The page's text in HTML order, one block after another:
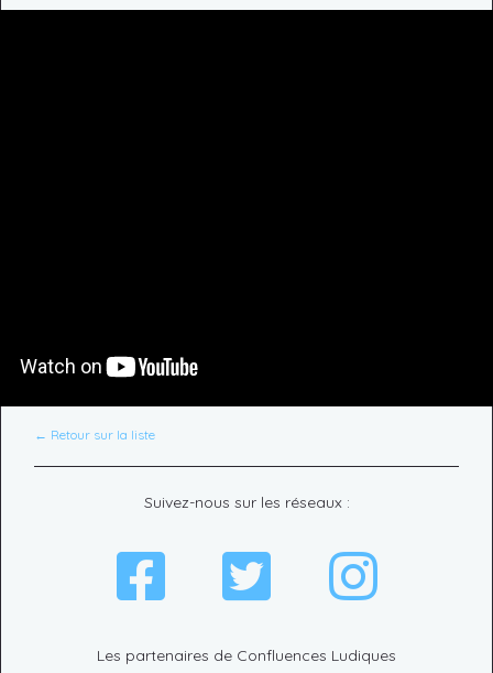
← Retour sur la liste
Les partenaires de Confluences Ludiques
Suivez-nous sur les réseaux :